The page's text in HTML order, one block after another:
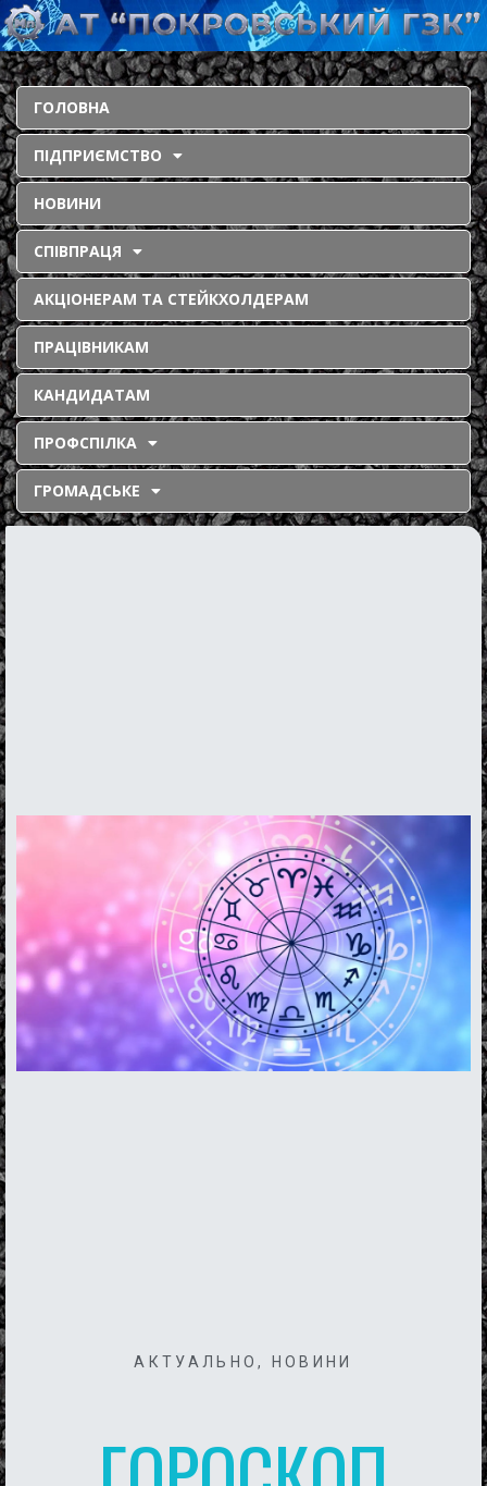
ГОЛОВНА
ПІДПРИЄМСТВО
НОВИНИ
СПІВПРАЦЯ
АКЦІОНЕРАМ ТА СТЕЙКХОЛДЕРАМ
ПРАЦІВНИКАМ
КАНДИДАТАМ
ПРОФСПІЛКА
ГРОМАДСЬКЕ
АКТУАЛЬНО, НОВИНИ